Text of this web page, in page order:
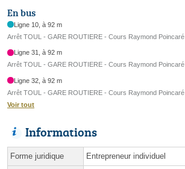
En bus
Ligne 10, à 92 m
Arrêt TOUL - GARE ROUTIERE - Cours Raymond Poincaré
Ligne 31, à 92 m
Arrêt TOUL - GARE ROUTIERE - Cours Raymond Poincaré
Ligne 32, à 92 m
Arrêt TOUL - GARE ROUTIERE - Cours Raymond Poincaré
Voir tout
Informations
Forme juridique Entrepreneur individuel